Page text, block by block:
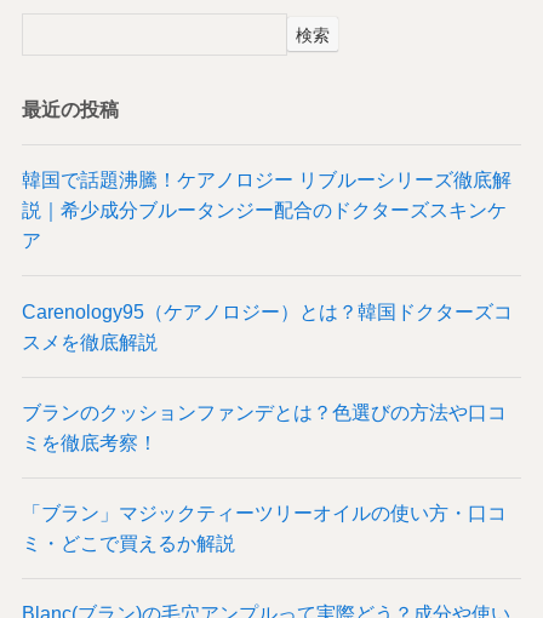
検索
最近の投稿
韓国で話題沸騰！ケアノロジー リブルーシリーズ徹底解
説｜希少成分ブルータンジー配合のドクターズスキンケ
ア
Carenology95（ケアノロジー）とは？韓国ドクターズコ
スメを徹底解説
ブランのクッションファンデとは？色選びの方法や口コ
ミを徹底考察！
「ブラン」マジックティーツリーオイルの使い方・口コ
ミ・どこで買えるか解説
Blanc(ブラン)の毛穴アンプルって実際どう？成分や使い